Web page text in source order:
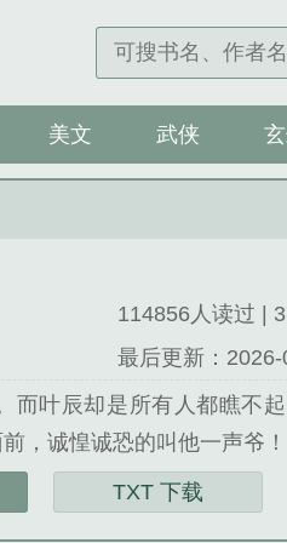
美文 武侠
114856人读过 |
最后更新：
而叶辰却是所有人都瞧不
，诚惶诚恐的叫他一声爷
TXT 下载